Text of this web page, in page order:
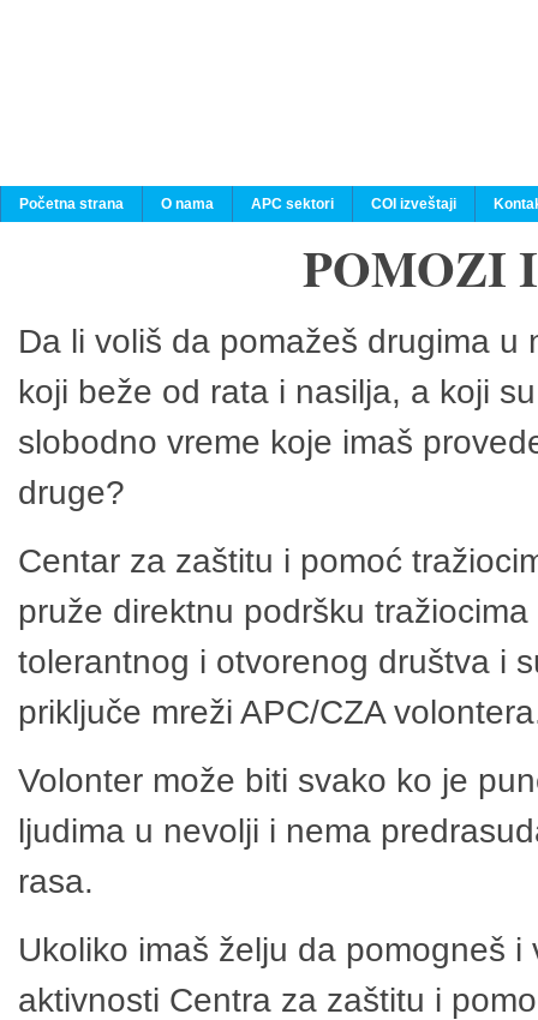
Početna strana O nama APC sektori COI izveštaji
POMOZI
Da li voliš da pomažeš drugima
koji beže od rata i nasilja, a koji
slobodno vreme koje imaš
druge?
Centar za zaštitu i pomoć
pruže direktnu podršku
tolerantnog i otvorenog društva i
priključe mreži APC/CZA
Volonter može biti svako ko je
ljudima u nevolji i nema
rasa.
Ukoliko imaš želju da pomogneš
aktivnosti Centra za zaštitu i